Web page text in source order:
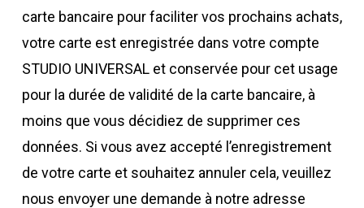
carte bancaire pour faciliter vos prochains achats,
votre carte est enregistrée dans votre compte
STUDIO UNIVERSAL et conservée pour cet usage
pour la durée de validité de la carte bancaire, à
moins que vous décidiez de supprimer ces
données. Si vous avez accepté l’enregistrement
de votre carte et souhaitez annuler cela, veuillez
nous envoyer une demande à notre adresse